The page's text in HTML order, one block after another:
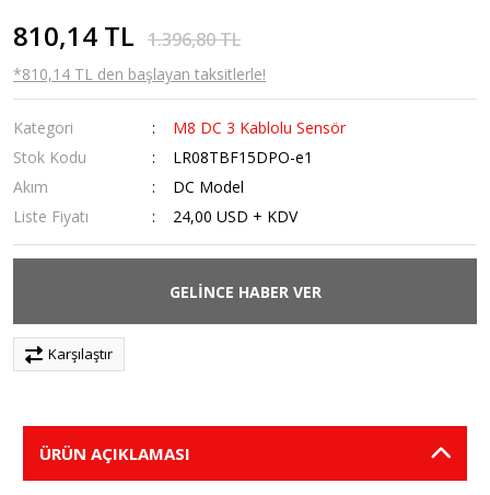
810,14 TL 1.396,80 TL
*810,14 TL den başlayan taksitlerle!
Kategori
M8 DC 3 Kablolu Sensör
Stok Kodu
LR08TBF15DPO-e1
Akım
DC Model
Liste Fiyatı
24,00 USD + KDV
GELİNCE HABER VER
Karşılaştır
ÜRÜN AÇIKLAMASI